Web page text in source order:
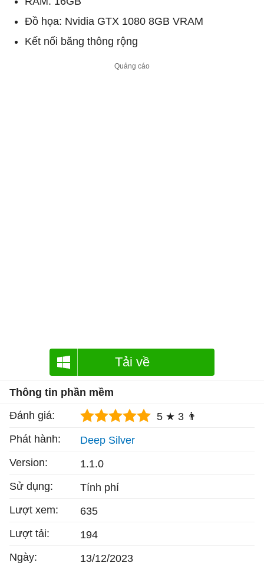
Đồ họa: Nvidia GTX 1080 8GB VRAM
Kết nối băng thông rộng
Tải về
Thông tin phần mềm
Đánh giá:
5 ★ 3 👨
Phát hành:
Deep Silver
Version:
1.1.0
Sử dụng:
Tính phí
Lượt xem:
635
Lượt tải:
194
Ngày:
13/12/2023